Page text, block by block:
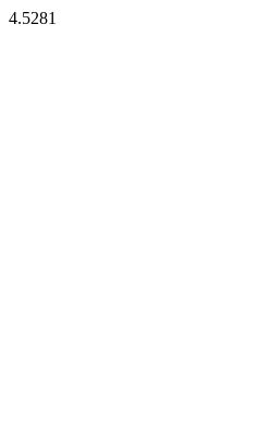
4.5281